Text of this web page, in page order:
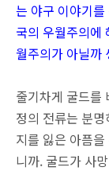
는 야구 이야기
국의 우월주의에
월주의가 아닐까
줄기차게 굴드를
정의 전류는 분
지를 잃은 아픔
니까. 굴드가 사